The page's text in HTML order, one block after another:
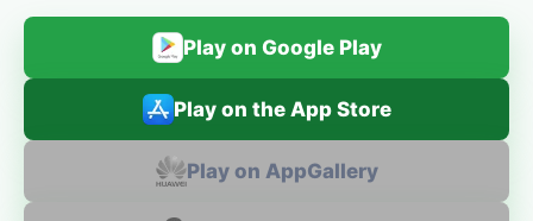
Play on Google Play
Play on the App Store
Play on AppGallery